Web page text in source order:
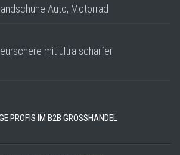
Auto, Motorrad
mit ultra scharfer
PROFIS IM B2B GROSSHANDEL